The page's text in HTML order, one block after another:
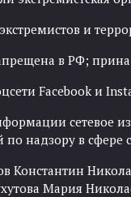
и
в РФ;
Facebook и
сетевое
по надзору в
Константин
Мария